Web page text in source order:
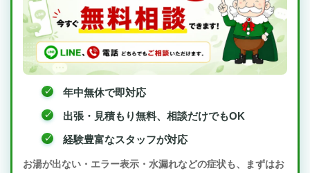
年中無休で即対応
出張・見積もり無料、相談だけでもOK
経験豊富なスタッフが対応
お湯が出ない・エラー表示・水漏れなどの症状も、まずはお